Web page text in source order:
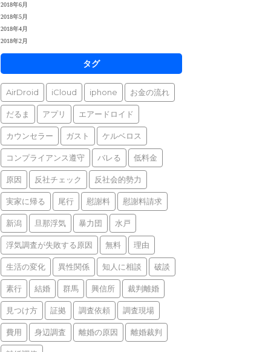
2018年6月
2018年5月
2018年4月
2018年2月
タグ
AirDroid iCloud iphone お金の流れ
だるま アプリ エアードロイド
カウンセラー ガスト ケルベロス
コンプライアンス遵守 バレる 低料金
原因 反社チェック 反社会的勢力
実家に帰る 尾行 慰謝料 慰謝料請求
新潟 旦那浮気 暴力団 水戸
浮気調査が失敗する原因 無料 理由
生活の変化 異性関係 知人に相談 破談
素行 結婚 群馬 興信所 裁判離婚
見つけ方 証拠 調査依頼 調査現場
費用 身辺調査 離婚の原因 離婚裁判